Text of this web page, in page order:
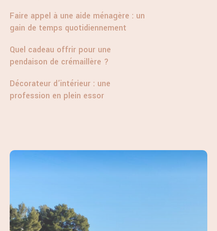
Faire appel à une aide ménagère : un
gain de temps quotidiennement
Quel cadeau offrir pour une
pendaison de crémaillère ?
Décorateur d’intérieur : une
profession en plein essor